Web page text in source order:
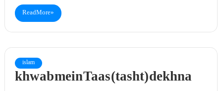
Read More »
islam
khwab mein Taas (tasht) dekhna